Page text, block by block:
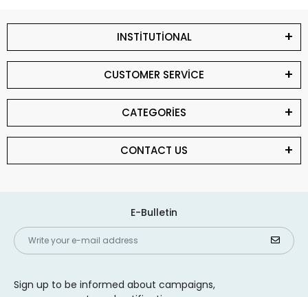
INSTİTUTİONAL
CUSTOMER SERVİCE
CATEGORİES
CONTACT US
E-Bulletin
Sign up to be informed about campaigns,